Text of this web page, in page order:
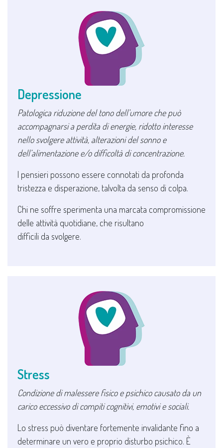
Depressione
Patologica riduzione del tono dell’umore che può
accompagnarsi a perdita di energie, ridotto interesse
nello svolgere attività, alterazioni del sonno e
dell’alimentazione e/o difficoltà di concentrazione.
I pensieri possono essere connotati da profonda
tristezza e disperazione, talvolta da senso di colpa.
Chi ne soffre sperimenta una marcata compromissione
delle attività quotidiane, che risultano
difficili da svolgere.
Stress
Condizione di malessere fisico e psichico causato da un
carico eccessivo di compiti cognitivi, emotivi e sociali.
Lo stress può diventare fortemente invalidante fino a
determinare un vero e proprio disturbo psichico. È